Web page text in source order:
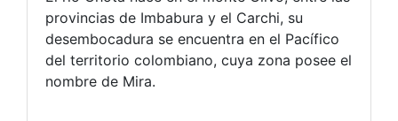
provincias de Imbabura y el Carchi, su
desembocadura se encuentra en el Pacífico
del territorio colombiano, cuya zona posee el
nombre de Mira.